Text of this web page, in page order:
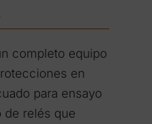
completo equipo
en
para ensayo
de relés que